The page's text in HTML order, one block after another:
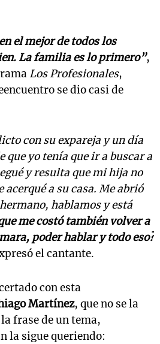
el mejor de todos los
La familia es lo primero”,
Los Profesionales,
se dio casi de
con su expareja y un día
que yo tenía que ir a buscar a
y resulta que mi hija no
acerqué a su casa. Me abrió
hablamos y está
me costó también volver a
poder hablar y todo eso?
el cantante.
con esta
Martínez, que no se la
frase de un tema,
la sigue queriendo: